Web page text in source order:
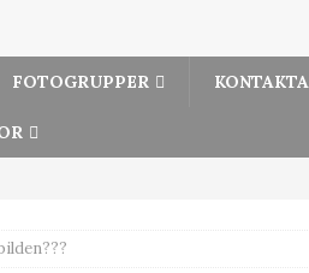
FOTOGRUPPER